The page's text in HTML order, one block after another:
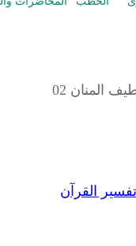
المنان 02
القرآن